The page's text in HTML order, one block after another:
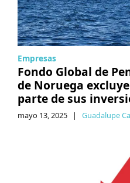
Empresas
Fondo Global de
de Noruega excluye
parte de sus
mayo 13, 2025 | Guadalupe